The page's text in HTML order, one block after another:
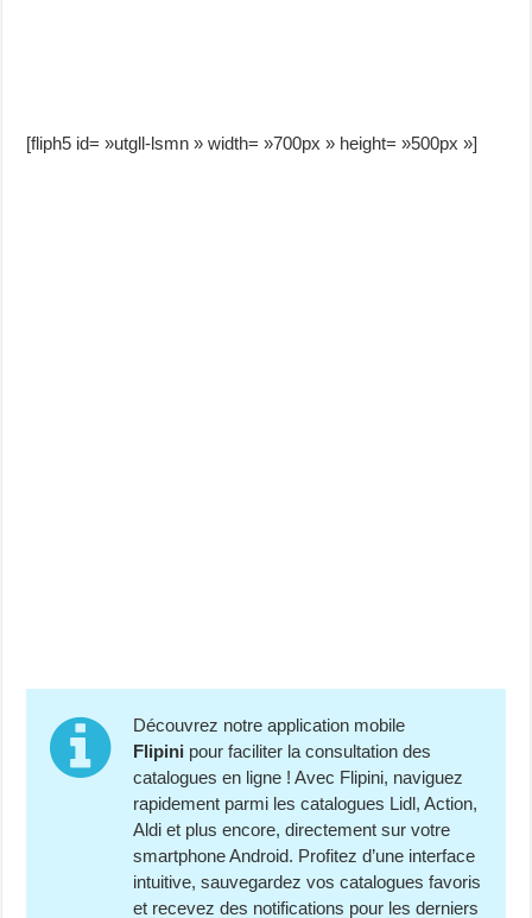
[fliph5 id= »utgll-lsmn » width= »700px » height= »500px »]
Découvrez notre application mobile
Flipini pour faciliter la consultation des
catalogues en ligne ! Avec Flipini, naviguez
rapidement parmi les catalogues Lidl, Action,
Aldi et plus encore, directement sur votre
smartphone Android. Profitez d’une interface
intuitive, sauvegardez vos catalogues favoris
et recevez des notifications pour les derniers